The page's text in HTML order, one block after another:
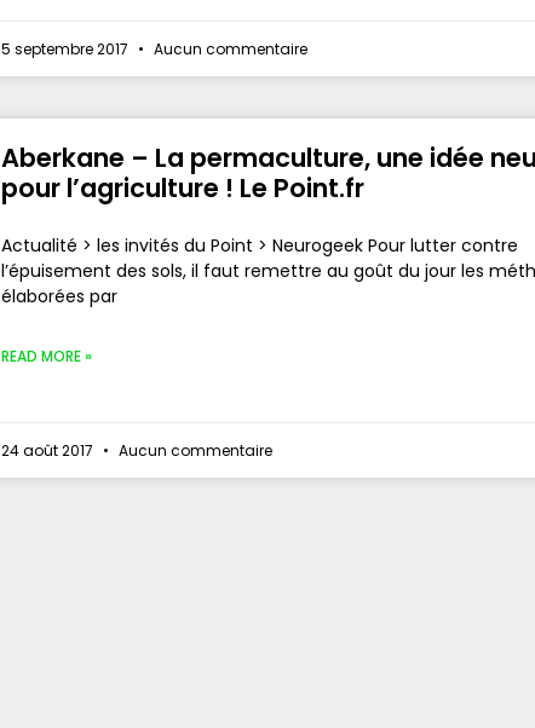
5 septembre 2017 Aucun commentaire
Aberkane – La permaculture, une idée
pour l’agriculture ! Le Point.fr
Actualité > les invités du Point > Neurogeek Pour lutter contre
l’épuisement des sols, il faut remettre au goût du jour les
élaborées par
READ MORE »
24 août 2017 Aucun commentaire